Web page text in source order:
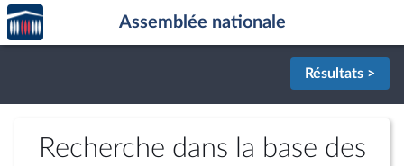
Aller au contenu
Aller en bas de la page
Accèder
à la
page
Assemblée nationale
Résultats >
Recherche dans la base des